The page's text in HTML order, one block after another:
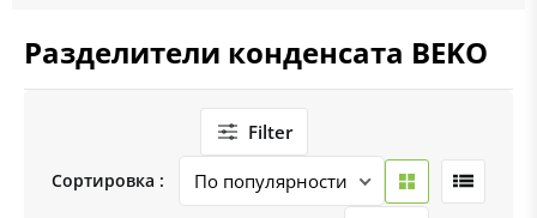
Разделители конденсата BEKO
Filter
Сортировка :